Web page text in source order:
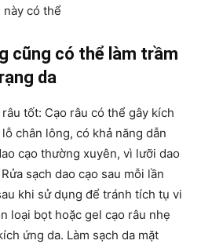
này có thể
cũng có thể làm trầm
da
tốt: Cạo râu có thể gây kích
chân lông, có khả năng dẫn
cạo thường xuyên, vì lưỡi dao
sạch dao cạo sau mỗi lần
khi sử dụng để tránh tích tụ vi
loại bọt hoặc gel cạo râu nhẹ
ứng da. Làm sạch da mặt